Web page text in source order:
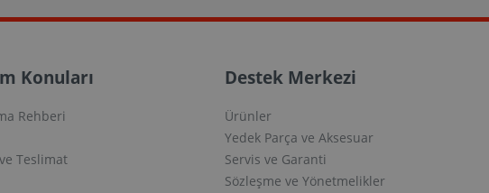
Konuları
Rehberi
Teslimat
Destek Merkezi
Ürünler
Yedek Parça ve Aksesuar
Servis ve Garanti
Sözleşme ve Yönetmelikler